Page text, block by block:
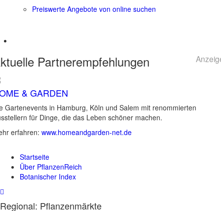
Preiswerte Angebote von online suchen
Partnerempfehlungen
& GARDEN
Gartenevents in Hamburg, Köln und Salem mit renommierten
für Dinge, die das Leben schöner machen.
erfahren: www.homeandgarden-net.de
Startseite
Über PflanzenReich
Botanischer Index
Regional: Pflanzenmärkte